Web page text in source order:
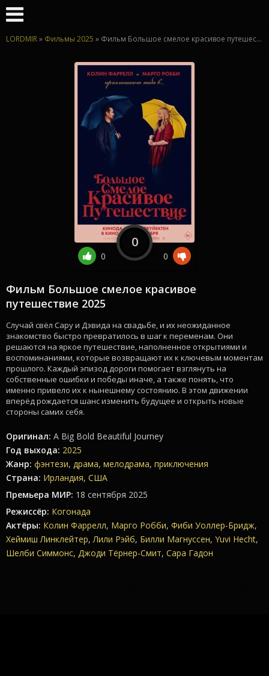
LORDMIR» Фильмы 2025 » Фильм Большое смелое красивое путешествие 2025
Фильм Большое смелое красивое
путешествие 2025
Случай свёл Сару и Дэвида на свадьбе, и их неожиданное
знакомство быстро превратилось в шаг к переменам. Они
решаются на яркое путешествие, наполненное открытиями и
воспоминаниями, которые возвращают их к ключевым моментам
прошлого. Каждый эпизод дороги помогает взглянуть на
собственные ошибки и победы иначе, а также понять, что
именно привело их к нынешнему состоянию. В этом движении
вперёд рождается шанс изменить будущее и открыть новые
стороны самих себя.
Оригинал: A Big Bold Beautiful Journey
Год выхода: 2025
Жанр: фэнтези, драма, мелодрама, приключения
Страна: Ирландия, США
Премьера МИР: 18 сентября 2025
Режиссёр: Когонада
Актёры: Колин Фаррелл, Марго Робби, Фиби Уоллер-Бридж,
Хеймиш Линклейтер,Лили Рэйб, Билли Магнуссен, Yuvi Hecht,
Шелби Симмонс, Джоди Тёрнер-Смит, Сара Гадон
0
0
0